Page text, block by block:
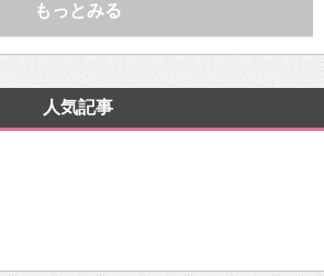
もっとみる
人気記事